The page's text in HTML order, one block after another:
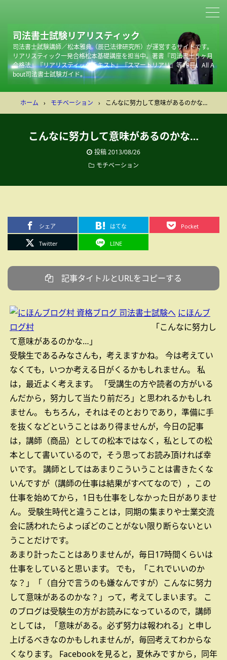
司法書士試験リアリスティック
司法書士試験講師／松本雅典（辰已法律研究所）が運営するサイトです。
リアリスティック一発合格松本基礎講座を担当中。著書『司法書士５ヶ月
合格法』『リアリスティックテキスト』『スマートリアリ』等19冊。All A
bout司法書士試験ガイド。
ホーム › モチベーション › こんなに努力して意味があるのかな…
こんなに努力して意味があるのかな…
投稿2013/08/26
モチベーション
シェア はてな Pocket
Twitter LINE
記事タイトルとURLをコピーする
にほんブ
ログ村
「こんなに努力し
て意味があるのかな…」
受験生であるみなさんも，考えますかね。
今は考えてい
なくても，いつか考える日がくるかもしれません。
私
は，最近よく考えます。
「受講生の方や読者の方がいる
んだから，努力して当たり前だろ」と思われるかもしれ
ません。
もちろん，それはそのとおりであり，準備に手
を抜くなどということはあり得ませんが，今日の記事
は，講師（商品）としての松本ではなく，私としての松
本として書いているので，そう思ってお読み頂ければ幸
いです。
講師としてはあまりこういうことは書きたくな
いんですが（講師の仕事は結果がすべてなので），この
仕事を始めてから，1日も仕事をしなかった日がありませ
ん。
受験生時代と違うことは，同期の集まりや士業交流
会に誘われたらよっぽどのことがない限り断らないとい
うことだけです。
あまり計ったことはありませんが，毎日17時間くらいは
仕事をしていると思います。
でも，「これでいいのか
な？」「（自分で言うのも嫌なんですが）こんなに努力
して意味があるのかな？」って，考えてしまいます。
こ
のブログは受験生の方がお読みになっているので，講師
としては，「意味がある。必ず努力は報われる」と申し
上げるべきなのかもしれませんが，毎回考えてわからな
くなります。
Facebookを見ると，夏休みですから，同年